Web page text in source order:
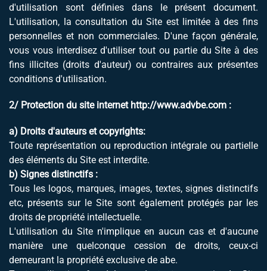
d'utilisation sont définies dans le présent document.
L'utilisation, la consultation du Site est limitée à des fins
personnelles et non commerciales. D'une façon générale,
vous vous interdisez d'utiliser tout ou partie du Site à des
fins illicites (droits d'auteur) ou contraires aux présentes
conditions d'utilisation.
2/ Protection du site internet http://www.advbe.com :
a) Droits d'auteurs et copyrights:
Toute représentation ou reproduction intégrale ou partielle
des éléments du Site est interdite.
b) Signes distinctifs :
Tous les logos, marques, images, textes, signes distinctifs
etc, présents sur le Site sont également protégés par les
droits de propriété intellectuelle.
L'utilisation du Site n'implique en aucun cas et d'aucune
manière une quelconque cession de droits, ceux-ci
demeurant la propriété exclusive de abe.